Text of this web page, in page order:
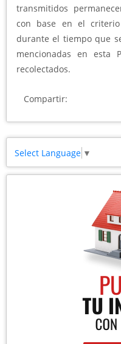
transmitidos
con base en el
durante el tiempo que
mencionadas en esta
recolectados.
Compartir:
Select Language ▼